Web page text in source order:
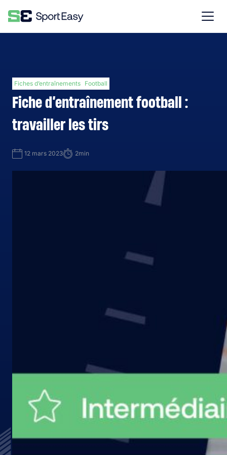
Fiches d’entraînements Football
Fiche d’entraînement football :
travailler les tirs
12 mars 2023 2min